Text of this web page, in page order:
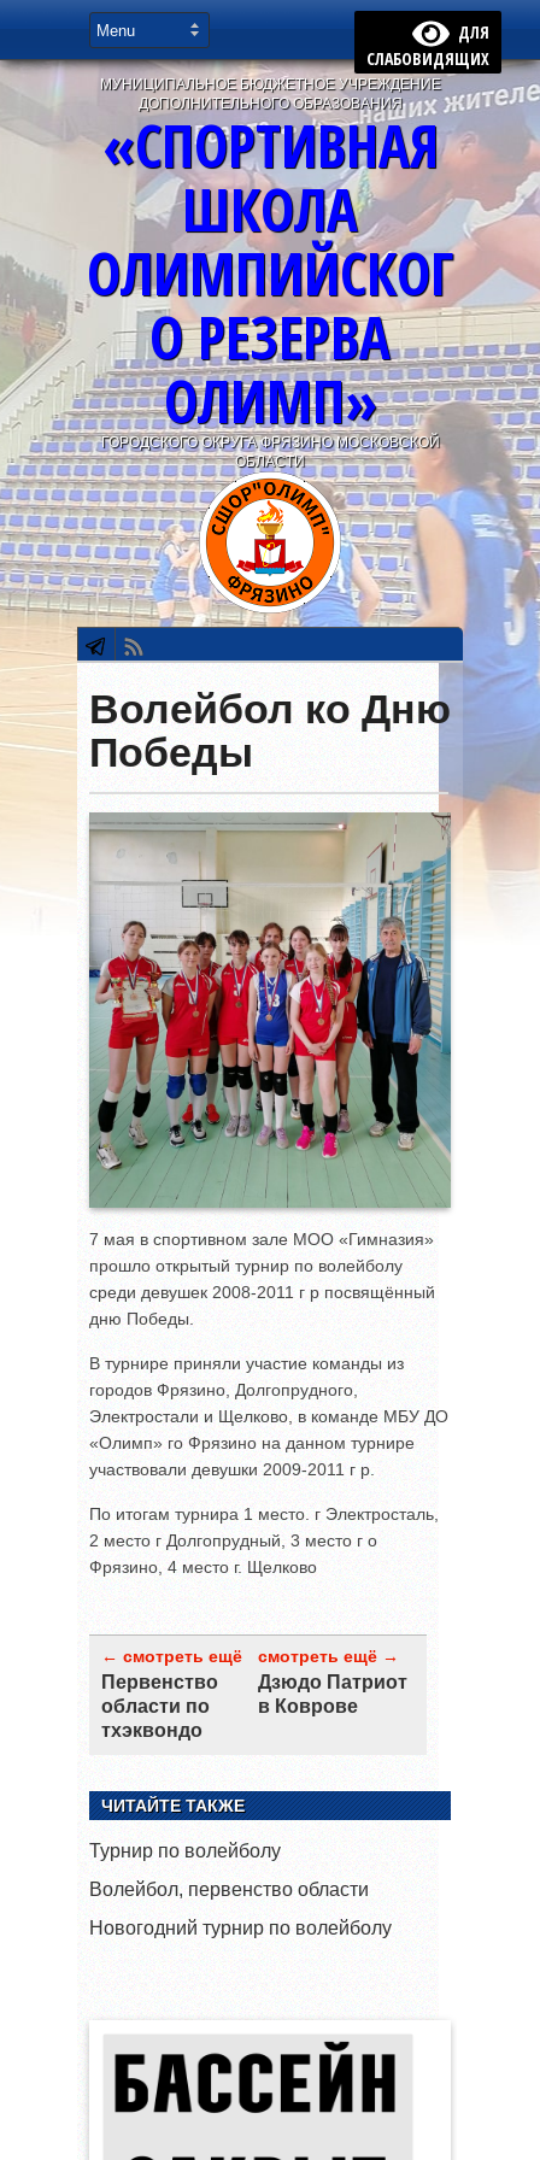
ДЛЯ
СЛАБОВИДЯЩИХ
МУНИЦИПАЛЬНОЕ БЮДЖЕТНОЕ УЧРЕЖДЕНИЕ
ДОПОЛНИТЕЛЬНОГО ОБРАЗОВАНИЯ
«СПОРТИВНАЯ
ШКОЛА
ОЛИМПИЙСКОГ
О РЕЗЕРВА
ОЛИМП»
ГОРОДСКОГО ОКРУГА ФРЯЗИНО МОСКОВСКОЙ
ОБЛАСТИ
Волейбол ко Дню
Победы
7 мая в спортивном зале МОО «Гимназия»
прошло открытый турнир по волейболу
среди девушек 2008-2011 г р посвящённый
дню Победы.
В турнире приняли участие команды из
городов Фрязино, Долгопрудного,
Электростали и Щелково, в команде МБУ ДО
«Олимп» го Фрязино на данном турнире
участвовали девушки 2009-2011 г р.
По итогам турнира 1 место. г Электросталь,
2 место г Долгопрудный, 3 место г о
Фрязино, 4 место г. Щелково
← смотреть ещё
Первенство
области по
тхэквондо
смотреть ещё →
Дзюдо Патриот
в Коврове
ЧИТАЙТЕ ТАКЖЕ
Турнир по волейболу
Волейбол, первенство области
Новогодний турнир по волейболу